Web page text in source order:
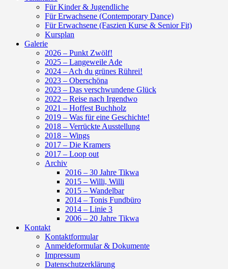
Für Kinder & Jugendliche
Für Erwachsene (Contemporary Dance)
Für Erwachsene (Faszien Kurse & Senior Fit)
Kursplan
Galerie
2026 – Punkt Zwölf!
2025 – Langeweile Ade
2024 – Ach du grünes Rührei!
2023 – Oberschöna
2023 – Das verschwundene Glück
2022 – Reise nach Irgendwo
2021 – Hoffest Buchholz
2019 – Was für eine Geschichte!
2018 – Verrückte Ausstellung
2018 – Wings
2017 – Die Kramers
2017 – Loop out
Archiv
2016 – 30 Jahre Tikwa
2015 – Willi, Willi
2015 – Wandelbar
2014 – Tonis Fundbüro
2014 – Linie 3
2006 – 20 Jahre Tikwa
Kontakt
Kontaktformular
Anmeldeformular & Dokumente
Impressum
Datenschutzerklärung